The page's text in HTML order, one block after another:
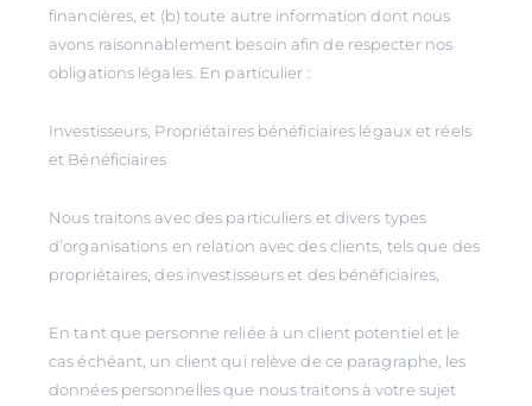
financières, et (b) toute autre information dont nous
avons raisonnablement besoin afin de respecter nos
obligations légales. En particulier :
Investisseurs, Propriétaires bénéficiaires légaux et réels
et Bénéficiaires
Nous traitons avec des particuliers et divers types
d’organisations en relation avec des clients, tels que des
propriétaires, des investisseurs et des bénéficiaires,
En tant que personne reliée à un client potentiel et le
cas échéant, un client qui relève de ce paragraphe, les
données personnelles que nous traitons à votre sujet